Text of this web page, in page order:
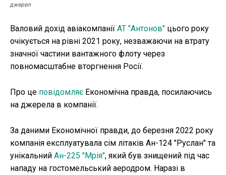
джерел
Валовий дохід авіакомпанії АТ "Антонов" цього року
очікується на рівні 2021 року, незважаючи на втрату
значної частини вантажного флоту через
повномасштабне вторгнення Росії.
Про це повідомляє Економічна правда, посилаючись
на джерела в компанії.
За даними Економічної правди, до березня 2022 року
компанія експлуатувала сім літаків Ан-124 "Руслан" та
унікальний Ан-225 "Мрія", який був знищений під час
нападу на гостомельський аеродром. Наразі в